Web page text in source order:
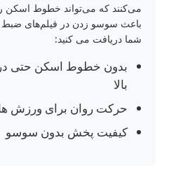
درباره ما
بازدید از کارخانه
کنترل کیفیت
می‌کنند که می‌تواند خطوط اسکن
شما دریافت می کنید:
بدون خطوط اسکن حتی
بالا
حرکت روان برای ورزش
کیفیت پخش بدون سوسو